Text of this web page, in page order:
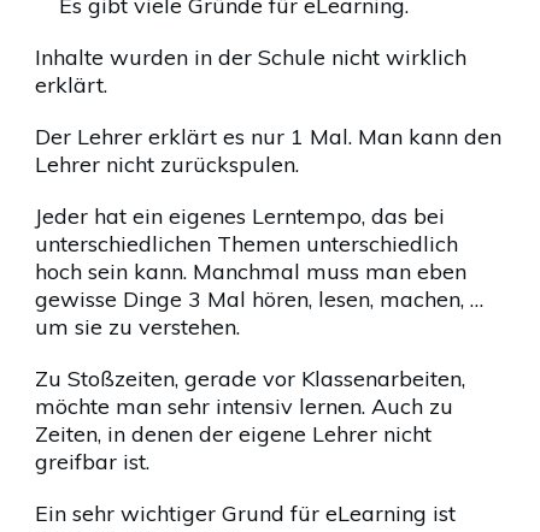
Inhalte wurden in der Schule nicht wirklich
erklärt.
Der Lehrer erklärt es nur 1 Mal. Man kann den
Lehrer nicht zurückspulen.
Jeder hat ein eigenes Lerntempo, das bei
unterschiedlichen Themen unterschiedlich
hoch sein kann. Manchmal muss man eben
gewisse Dinge 3 Mal hören, lesen, machen, …
um sie zu verstehen.
Zu Stoßzeiten, gerade vor Klassenarbeiten,
möchte man sehr intensiv lernen. Auch zu
Zeiten, in denen der eigene Lehrer nicht
greifbar ist.
Ein sehr wichtiger Grund für eLearning ist